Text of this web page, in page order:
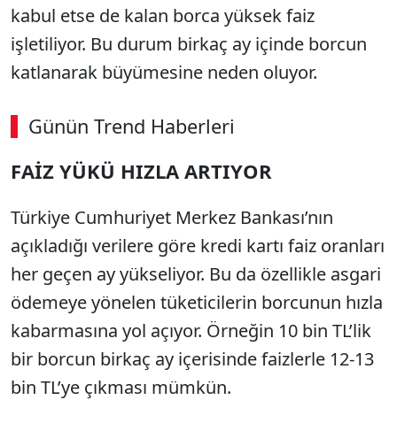
kabul etse de kalan borca yüksek faiz
işletiliyor. Bu durum birkaç ay içinde borcun
katlanarak büyümesine neden oluyor.
Günün Trend Haberleri
00:02 / 08:06
FAİZ YÜKÜ HIZLA ARTIYOR
Türkiye Cumhuriyet Merkez Bankası’nın
açıkladığı verilere göre kredi kartı faiz oranları
her geçen ay yükseliyor. Bu da özellikle asgari
ödemeye yönelen tüketicilerin borcunun hızla
kabarmasına yol açıyor. Örneğin 10 bin TL’lik
bir borcun birkaç ay içerisinde faizlerle 12-13
bin TL’ye çıkması mümkün.